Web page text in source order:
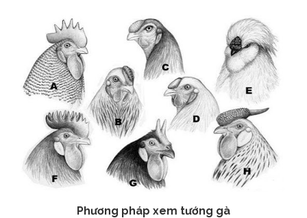
Phương pháp xem tướng gà